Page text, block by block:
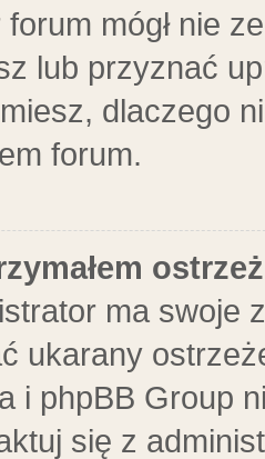
mógł nie
lub przyznać
dlaczego
forum.
ma swoje
ukarany
i phpBB Group
się z